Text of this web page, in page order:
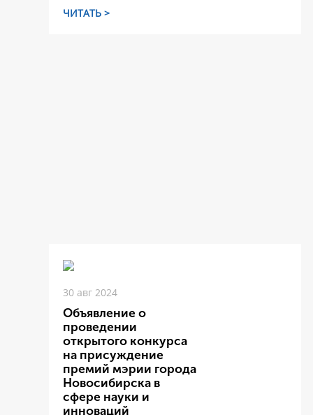
ЧИТАТЬ >
30 авг 2024
Объявление о
проведении
открытого конкурса
на присуждение
премий мэрии города
Новосибирска в
сфере науки и
инноваций